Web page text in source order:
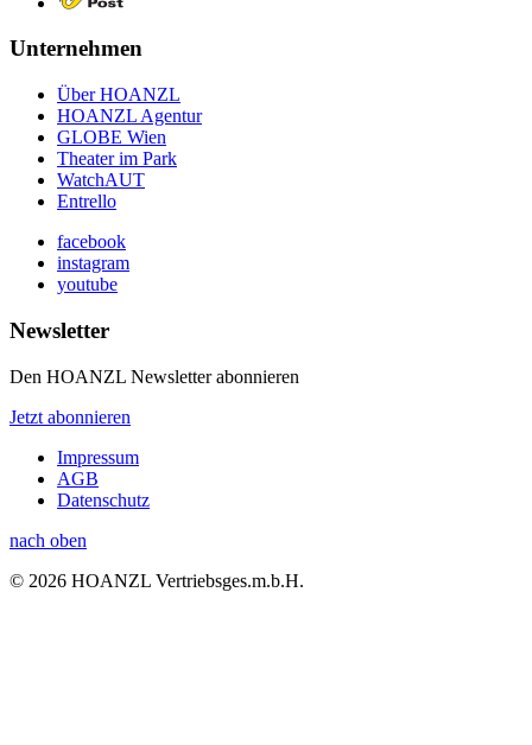
Unternehmen
Über HOANZL
HOANZL Agentur
GLOBE Wien
Theater im Park
WatchAUT
Entrello
facebook
instagram
youtube
Newsletter
Den HOANZL Newsletter abonnieren
Jetzt abonnieren
Impressum
AGB
Datenschutz
nach oben
© 2026 HOANZL Vertriebsges.m.b.H.